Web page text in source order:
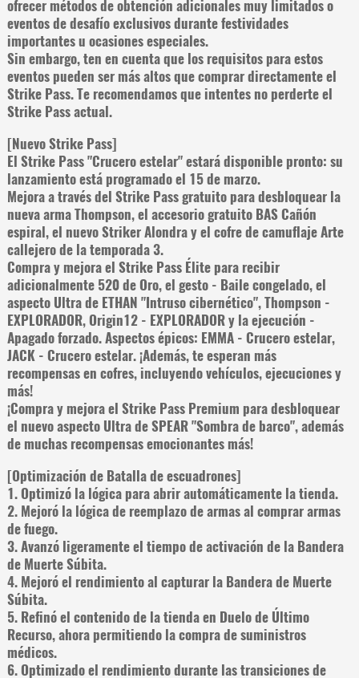
ofrecer métodos de obtención adicionales muy limitados o
eventos de desafío exclusivos durante festividades
importantes u ocasiones especiales.
Sin embargo, ten en cuenta que los requisitos para estos
eventos pueden ser más altos que comprar directamente el
Strike Pass. Te recomendamos que intentes no perderte el
Strike Pass actual.
[Nuevo Strike Pass]
El Strike Pass "Crucero estelar" estará disponible pronto: su
lanzamiento está programado el 15 de marzo.
Mejora a través del Strike Pass gratuito para desbloquear la
nueva arma Thompson, el accesorio gratuito BAS Cañón
espiral, el nuevo Striker Alondra y el cofre de camuflaje Arte
callejero de la temporada 3.
Compra y mejora el Strike Pass Élite para recibir
adicionalmente 520 de Oro, el gesto - Baile congelado, el
aspecto Ultra de ETHAN "Intruso cibernético", Thompson -
EXPLORADOR, Origin12 - EXPLORADOR y la ejecución -
Apagado forzado. Aspectos épicos: EMMA - Crucero estelar,
JACK - Crucero estelar. ¡Además, te esperan más
recompensas en cofres, incluyendo vehículos, ejecuciones y
más!
¡Compra y mejora el Strike Pass Premium para desbloquear
el nuevo aspecto Ultra de SPEAR "Sombra de barco", además
de muchas recompensas emocionantes más!
[Optimización de Batalla de escuadrones]
1. Optimizó la lógica para abrir automáticamente la tienda.
2. Mejoró la lógica de reemplazo de armas al comprar armas
de fuego.
3. Avanzó ligeramente el tiempo de activación de la Bandera
de Muerte Súbita.
4. Mejoró el rendimiento al capturar la Bandera de Muerte
Súbita.
5. Refinó el contenido de la tienda en Duelo de Último
Recurso, ahora permitiendo la compra de suministros
médicos.
6. Optimizado el rendimiento durante las transiciones de